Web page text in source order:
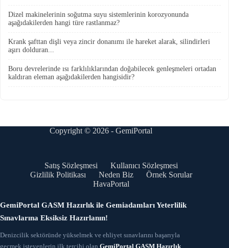
Dizel makinelerinin soğutma suyu sistemlerinin korozyonunda
aşağıdakilerden hangi türe rastlanmaz?
Krank şafttan dişli veya zincir donanımı ile hareket alarak, silindirleri
aşırı dolduran...
Boru devrelerinde ısı farklılıklarından doğabilecek genleşmeleri ortadan
kaldıran eleman aşağıdakilerden hangisidir?
Copyright © 2026 - GemiPortal
Satış Sözleşmesi
Kullanıcı Sözleşmesi
Gizlilik Politikası
Neden Biz
Örnek Sorular
HavaPortal
GemiPortal GASM Hazırlık ile Gemiadamları Yeterlilik
Sınavlarına Eksiksiz Hazırlanın!
Denizcilik sektöründe yükselmek ve ehliyet sınavlarını başarıyla
geçmek isteyenlerin ilk tercihi olan GemiPortal GASM Hazırlık